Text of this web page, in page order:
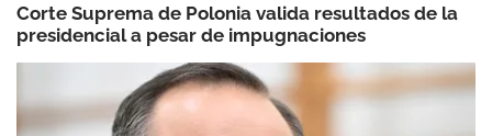
Corte Suprema de Polonia valida resultados de la
presidencial a pesar de impugnaciones